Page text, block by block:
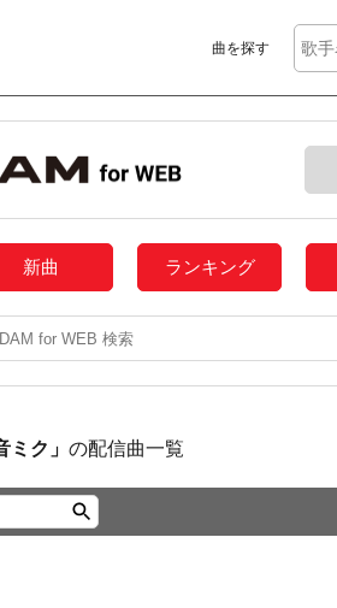
曲を探す
新曲 ランキング
ク」 の配信曲一覧